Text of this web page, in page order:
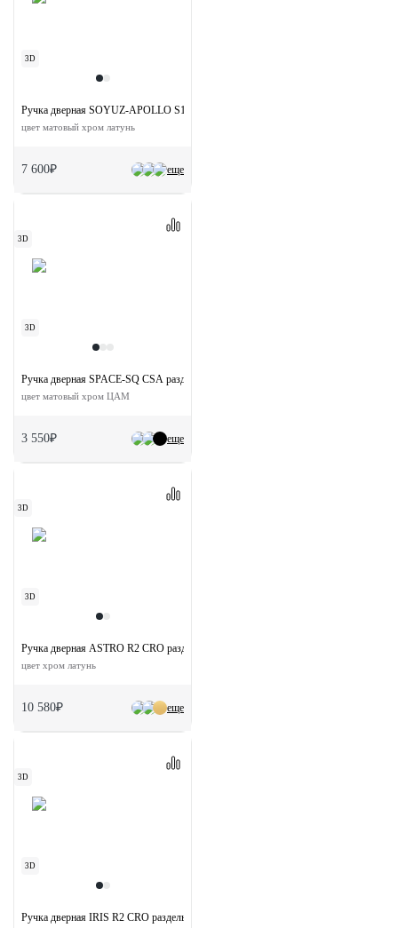
3D
еще
Ручка дверная SOYUZ-APOLLO S1-E SSS на квадратной розетке
цвет матовый хром латунь
7 600₽
3D
3D
еще
Ручка дверная SPACE-SQ CSA раздельная на квадратной розетке
цвет матовый хром ЦАМ
3 550₽
3D
3D
еще
Ручка дверная ASTRO R2 CRO раздельная на круглой розетке
цвет хром латунь
10 580₽
3D
3D
Ручка дверная IRIS R2 CRO раздельная на круглой розетке